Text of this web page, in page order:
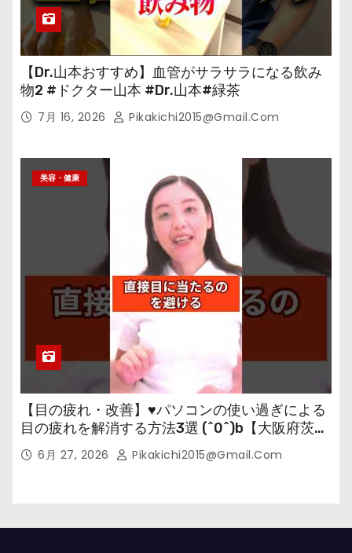
【Dr.山本おすすめ】血管がサラサラになる飲み
物2 #ドクター山本 #Dr.山本#緑茶
7月 16, 2026 Pikakichi2015@gmail.com
美容・健康
【目の疲れ・改善】♥パソコンの使い過ぎによる
目の疲れを解消する方法3選 (^0^)b【大阪府茨木
市の女性・美容鍼灸・整体師が教えます。】
6月 27, 2026 Pikakichi2015@gmail.com